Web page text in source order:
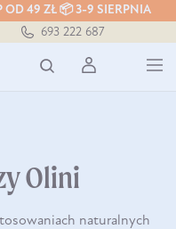
OD 49 ZŁ 📦 3-9 SIERPNIA
693 222 687
Olini
naturalnych